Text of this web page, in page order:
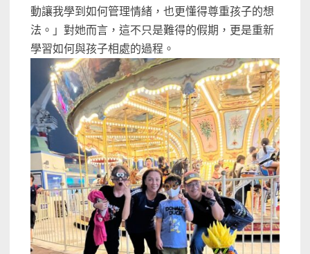
動讓我學到如何管理情緒，也更懂得尊重孩子的想
法。」對她而言，這不只是難得的假期，更是重新
學習如何與孩子相處的過程。